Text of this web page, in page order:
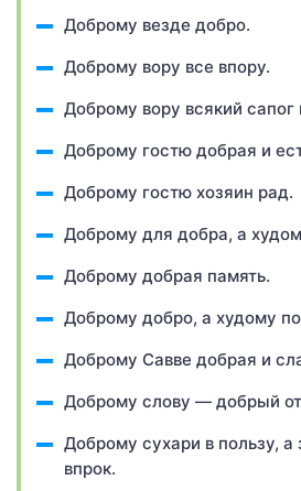
Доброму везде добро.
Доброму вору все впору.
Доброму вору всякий сапог
Доброму гостю добрая и
Доброму гостю хозяин рад.
Доброму для добра, а
Доброму добрая память.
Доброму добро, а худому
Доброму Савве добрая и
Доброму слову — добрый
Доброму сухари в пользу,
впрок.